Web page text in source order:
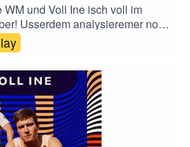
WM und Voll Ine isch voll im
Usserdem analysieremer no
Egal ob Dark Ponies Belgie
Jedes Land bechummt sin
Fuessball gihts aber au no
bim EVZ. Darum, wie
lose!